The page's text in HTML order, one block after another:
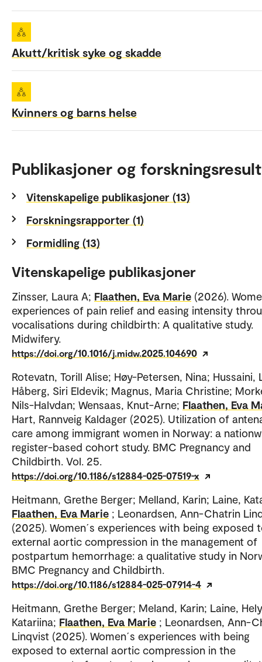
Akutt/kritisk syke og skadde
Kvinners og barns helse
Publikasjoner og
Vitenskapelige publikasjoner (13)
Forskningsrapporter (1)
Formidling (13)
Vitenskapelige publikasjoner
Zinsser, Laura A; Flaathen, Eva Marie (2026).
experiences of pain relief and easing intensity
vocalisations during childbirth: A qualitative study.
Midwifery.
https://doi.org/10.1016/j.midw.2025.104690
Rotevatn, Torill Alise; Høy-Petersen, Nina; Hussaini,
Håberg, Siri Eldevik; Magnus, Maria Christine;
Nils-Halvdan; Wensaas, Knut-Arne; Flaathen, Eva
Hart, Rannveig Kaldager (2025). Utilization of
care among immigrant women in Norway: a
register-based cohort study. BMC Pregnancy and
Childbirth. Vol. 25.
https://doi.org/10.1186/s12884-025-07519-x
Heitmann, Grethe Berger; Melland, Karin; Laine,
Flaathen, Eva Marie ; Leonardsen, Ann-Chatrin
(2025). Women´s experiences with being exposed
external aortic compression in the management of
postpartum hemorrhage: a qualitative study in
BMC Pregnancy and Childbirth.
https://doi.org/10.1186/s12884-025-07914-4
Heitmann, Grethe Berger; Meland, Karin; Laine, Hely
Katariina; Flaathen, Eva Marie ; Leonardsen, Ann-
Linqvist (2025). Women´s experiences with being
exposed to external aortic compression in the